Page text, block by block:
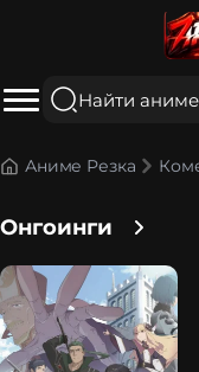
Аниме Резка
Онгоинги